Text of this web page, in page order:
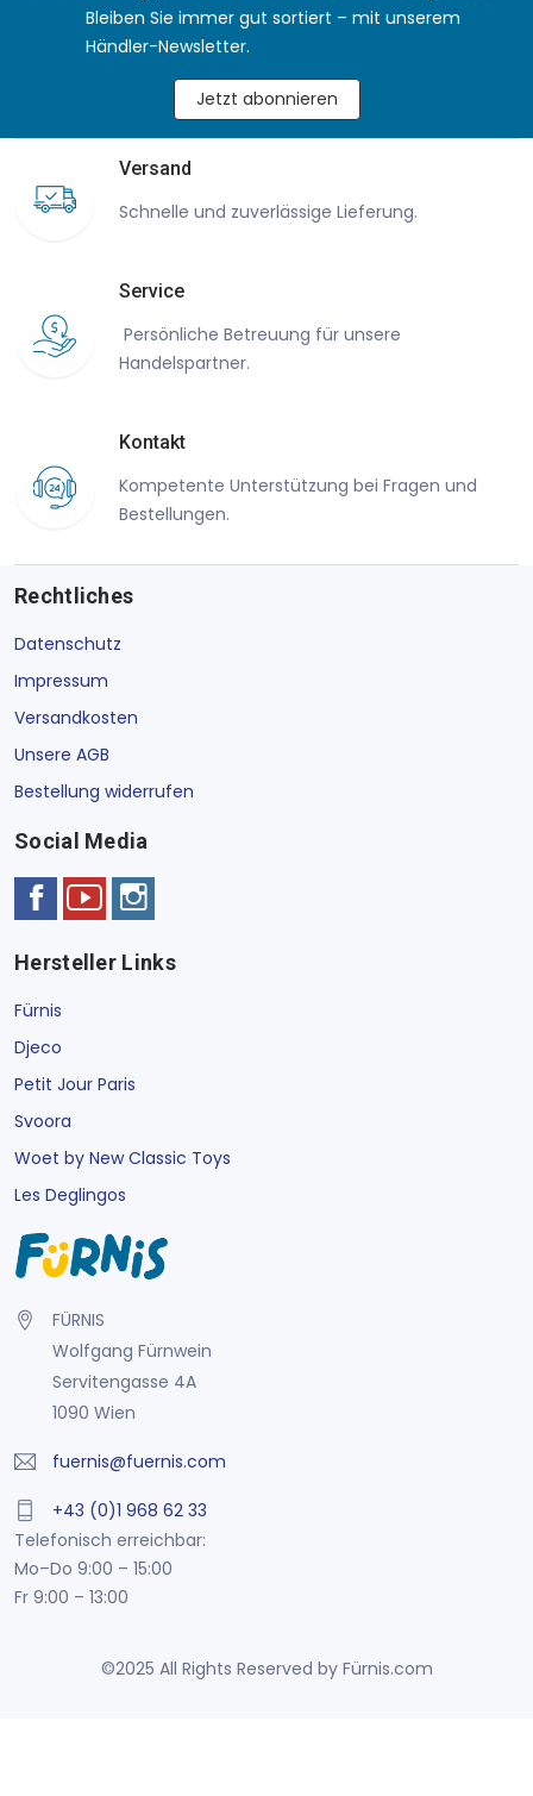
Bleiben Sie immer gut sortiert – mit unserem
Händler-Newsletter.
Jetzt abonnieren
Versand
Schnelle und zuverlässige Lieferung.
Service
Persönliche Betreuung für unsere
Handelspartner.
Kontakt
Kompetente Unterstützung bei Fragen und
Bestellungen.
Rechtliches
Datenschutz
Impressum
Versandkosten
Unsere AGB
Bestellung widerrufen
Social Media
Hersteller Links
Fürnis
Djeco
Petit Jour Paris
Svoora
Woet by New Classic Toys
Les Deglingos
FÜRNIS
Wolfgang Fürnwein
Servitengasse 4A
1090 Wien
fuernis@fuernis.com
+43 (0)1 968 62 33
Telefonisch erreichbar:
Mo–Do 9:00 – 15:00
Fr 9:00 – 13:00
©2025 All Rights Reserved by Fürnis.com